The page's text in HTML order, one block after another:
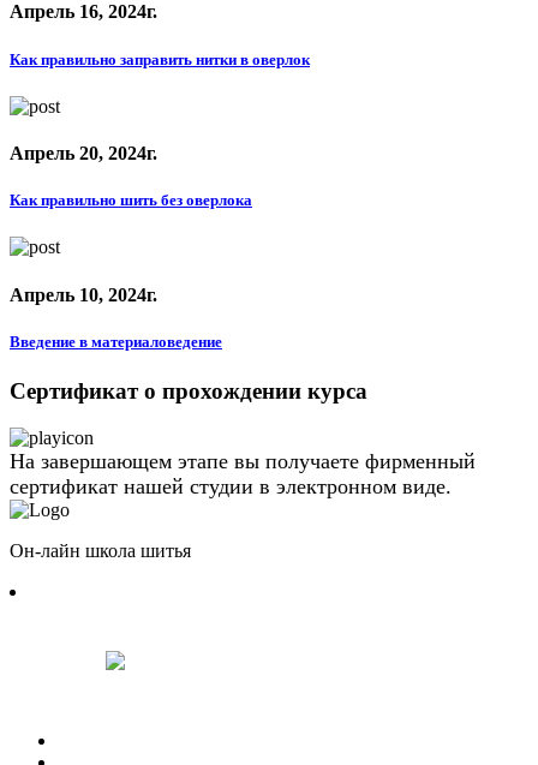
Апрель 16, 2024г.
Как правильно заправить нитки в оверлок
Апрель 20, 2024г.
Как правильно шить без оверлока
Апрель 10, 2024г.
Введение в материаловедение
Сертификат о прохождении курса
На завершающем этапе вы получаете фирменный
сертификат нашей студии в электронном виде.
Он-лайн школа шитья